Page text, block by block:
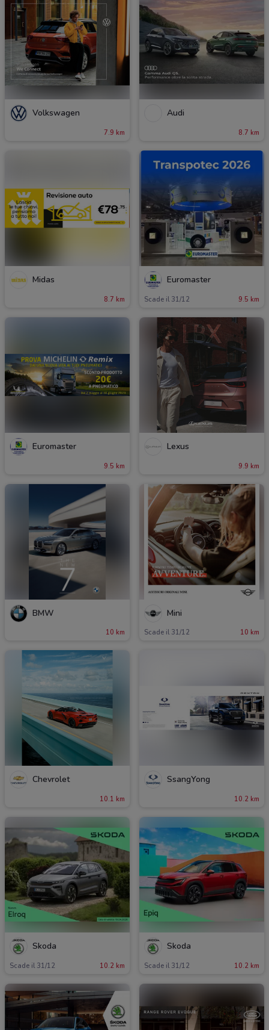
Volkswagen
7.9 km
Audi
8.7 km
Midas
8.7 km
Euromaster
Scade il 31/12 9.5 km
Euromaster
9.5 km
Lexus
9.9 km
BMW
10 km
Mini
Scade il 31/12 10 km
Chevrolet
10.1 km
SsangYong
10.2 km
Skoda
Scade il 31/12 10.2 km
Skoda
Scade il 31/12 10.2 km